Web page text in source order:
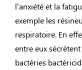
l’anxiété et la
exemple les
respiratoire. En
entre eux
bactéries